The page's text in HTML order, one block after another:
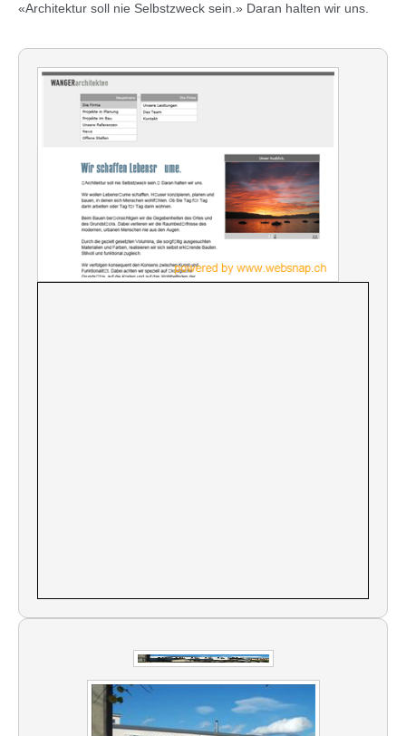
«Architektur soll nie Selbstzweck sein.» Daran halten wir uns.